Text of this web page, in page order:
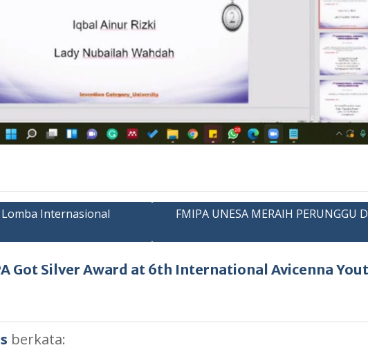
Lomba Internasional
FMIPA UNESA MERAIH PERUNGGU
Got Silver Award at 6th International Avicenna
berkata: